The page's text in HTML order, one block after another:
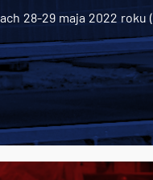
28-29 maja 2022 roku